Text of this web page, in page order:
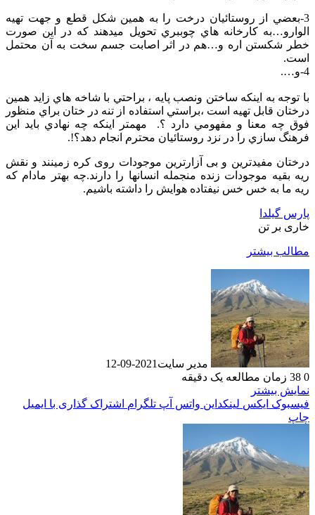
3-بعضي از روستائيان درخت را به همين شكل قطع و جهت تهيه
الوارو…به كارخانه هاي چوببري تحويل ميدهند كه در اين صورت
خطر شكستن اره و…هم در اثر اصابت جسم سخت به آن محتمل
است.
4-و….
با توجه به اينكه ساختن ونصب پايه ، براحتي با شاخه هاي زايد همين
درختان قابل تهيه است ،براستي استفاده از تنه در ختان براي منظور
فوق چه معنا و مفهومي دارد ؟. مهمتر اينكه چه نهادي بايد اين
فرهنگ سازي را در نزد روستائيان محترم انجام دهد؟!.
درختان مفیدترین و بی آزارترین موجودات روی کره زمینند و نقش
ریه بقیه موجودات زنده منجمله انسانها را دارند.چه بهتر مادام که
ریه ما به خس خس نیفتاده هوایش را داشته باشیم.
پارس گیلدا
خاری بر تن
مطالب بیشتر
مدیر سایت 2021-09-12
0
زمان مطالعه یک دقیقه
نمایش بیشتر
فیسبوک ایکس لینکداین واتس آپ تلگرام اشتراک گذاری با ایمیل
چاپ